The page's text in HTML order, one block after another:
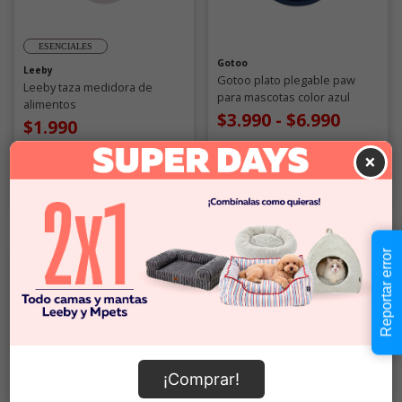
×
¡Comprar!
ESENCIALES
Leeby
Leeby taza medidora de
alimentos
$1.990
Comprar
Gotoo
Gotoo plato plegable paw
para mascotas color azul
$3.990 - $6.990
Comprar
Reportar error